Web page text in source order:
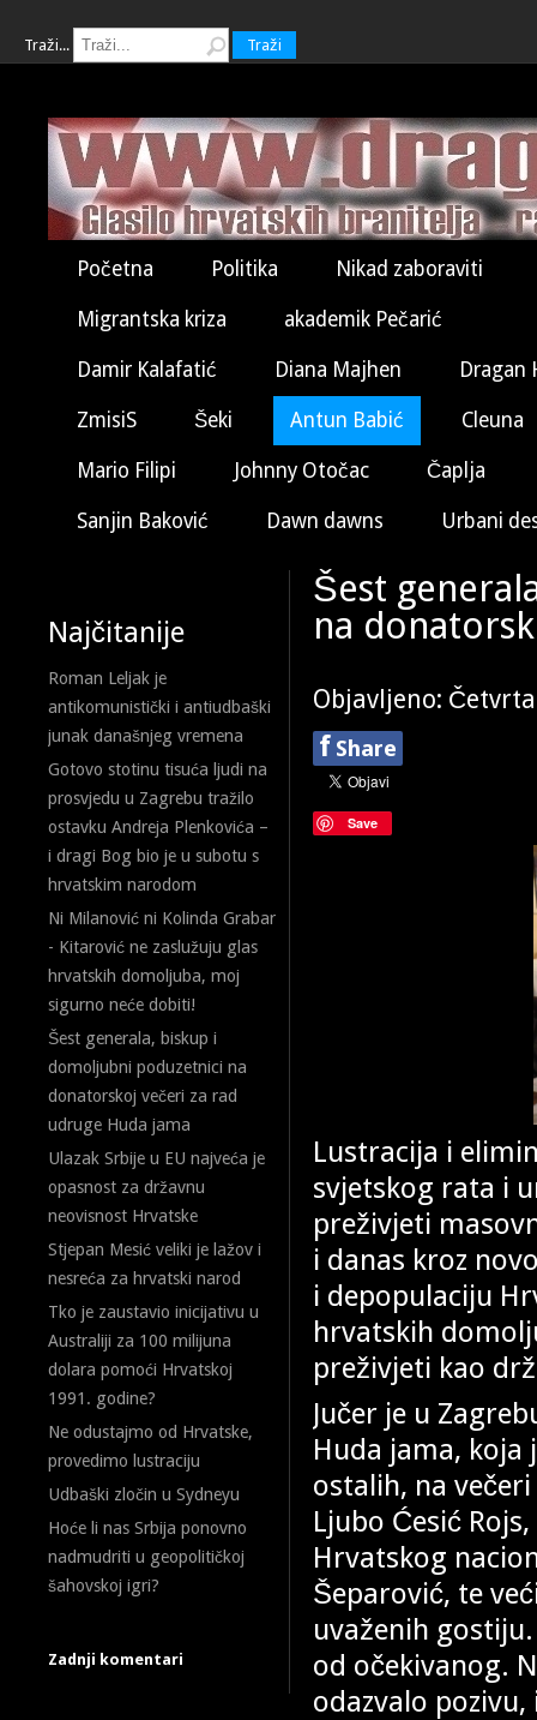
Traži... Traži
Početna Politika Nikad zaboraviti
Migrantska kriza akademik Pečarić
Damir Kalafatić Diana Majhen Dragan
ZmisiS Šeki Antun Babić Cleuna
Mario Filipi Johnny Otočac Čaplja
Sanjin Baković Dawn dawns Urbani
Najčitanije
Roman Leljak je
antikomunistički i antiudbaški
junak današnjeg vremena
Gotovo stotinu tisuća ljudi na
prosvjedu u Zagrebu tražilo
ostavku Andreja Plenkovića –
i dragi Bog bio je u subotu s
hrvatskim narodom
Ni Milanović ni Kolinda Grabar
- Kitarović ne zaslužuju glas
hrvatskih domoljuba, moj
sigurno neće dobiti!
Šest generala, biskup i
domoljubni poduzetnici na
donatorskoj večeri za rad
udruge Huda jama
Ulazak Srbije u EU najveća je
opasnost za državnu
neovisnost Hrvatske
Stjepan Mesić veliki je lažov i
nesreća za hrvatski narod
Tko je zaustavio inicijativu u
Australiji za 100 milijuna
dolara pomoći Hrvatskoj
1991. godine?
Ne odustajmo od Hrvatske,
provedimo lustraciju
Udbaški zločin u Sydneyu
Hoće li nas Srbija ponovno
nadmudriti u geopolitičkoj
šahovskoj igri?
Zadnji komentari
Šest
na
Objavljeno:
f Share
Save
Lustracija i
svjetskog rata i
preživjeti
i danas kroz
i depopulaciju
hrvatskih
preživjeti kao
Jučer je u
Huda jama, koja
ostalih, na
Ljubo Ćesić
Hrvatskog
Šeparović, te
uvaženih
od očekivanog.
odazvalo